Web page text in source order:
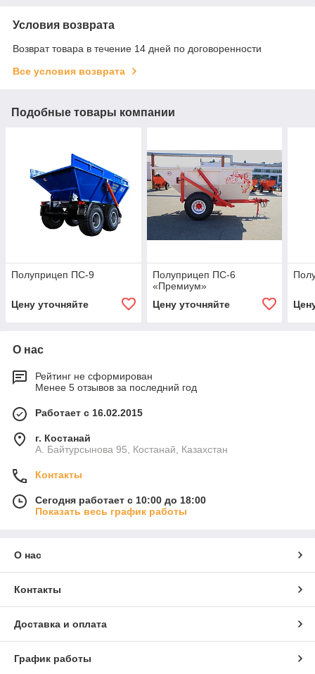
Условия возврата
Возврат товара в течение 14 дней по договоренности
Все условия возврата
Подобные товары компании
Полуприцеп ПС-9
Цену уточняйте
Полуприцеп ПС-6
«Премиум»
Цену уточняйте
О нас
Рейтинг не сформирован
Менее 5 отзывов за последний год
Работает с 16.02.2015
г. Костанай
А. Байтурсынова 95, Костанай, Казахстан
Контакты
Сегодня работает с 10:00 до 18:00
Показать весь график работы
О нас
Контакты
Доставка и оплата
График работы